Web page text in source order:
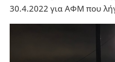
30.4.2022 για ΑΦΜ που